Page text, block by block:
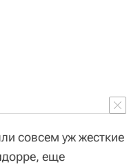
совсем уж жесткие
еще